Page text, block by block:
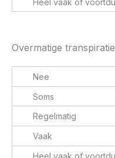
Overmatige transpiratie